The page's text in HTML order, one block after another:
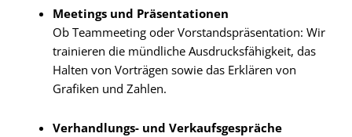
Meetings und Präsentationen
Ob Teammeeting oder Vorstandspräsentation: Wir
trainieren die mündliche Ausdrucksfähigkeit, das
Halten von Vorträgen sowie das Erklären von
Grafiken und Zahlen.
Verhandlungs- und Verkaufsgespräche